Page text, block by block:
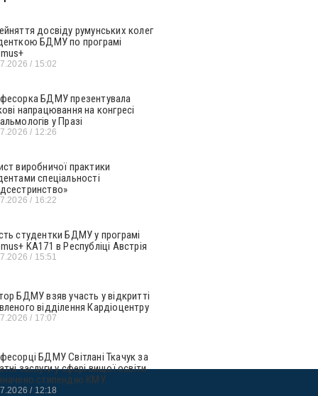
досвіду румунських колег
БДМУ по програмі
15:02
БДМУ презентувала
напрацювання на конгресі
у Празі
12:26
виробничої практики
спеціальності
16:22
студентки БДМУ у програмі
KA171 в Республіці Австрія
15:51
БДМУ взяв участь у відкритті
відділення Кардіоцентру
17:07
БДМУ Світлані Ткачук за
заслуги у сфері вищої освіти
стипендію КМУ
12:18